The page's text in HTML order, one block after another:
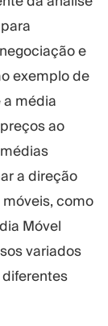
e
exemplo de
média
ao
a direção
como
Móvel
variados